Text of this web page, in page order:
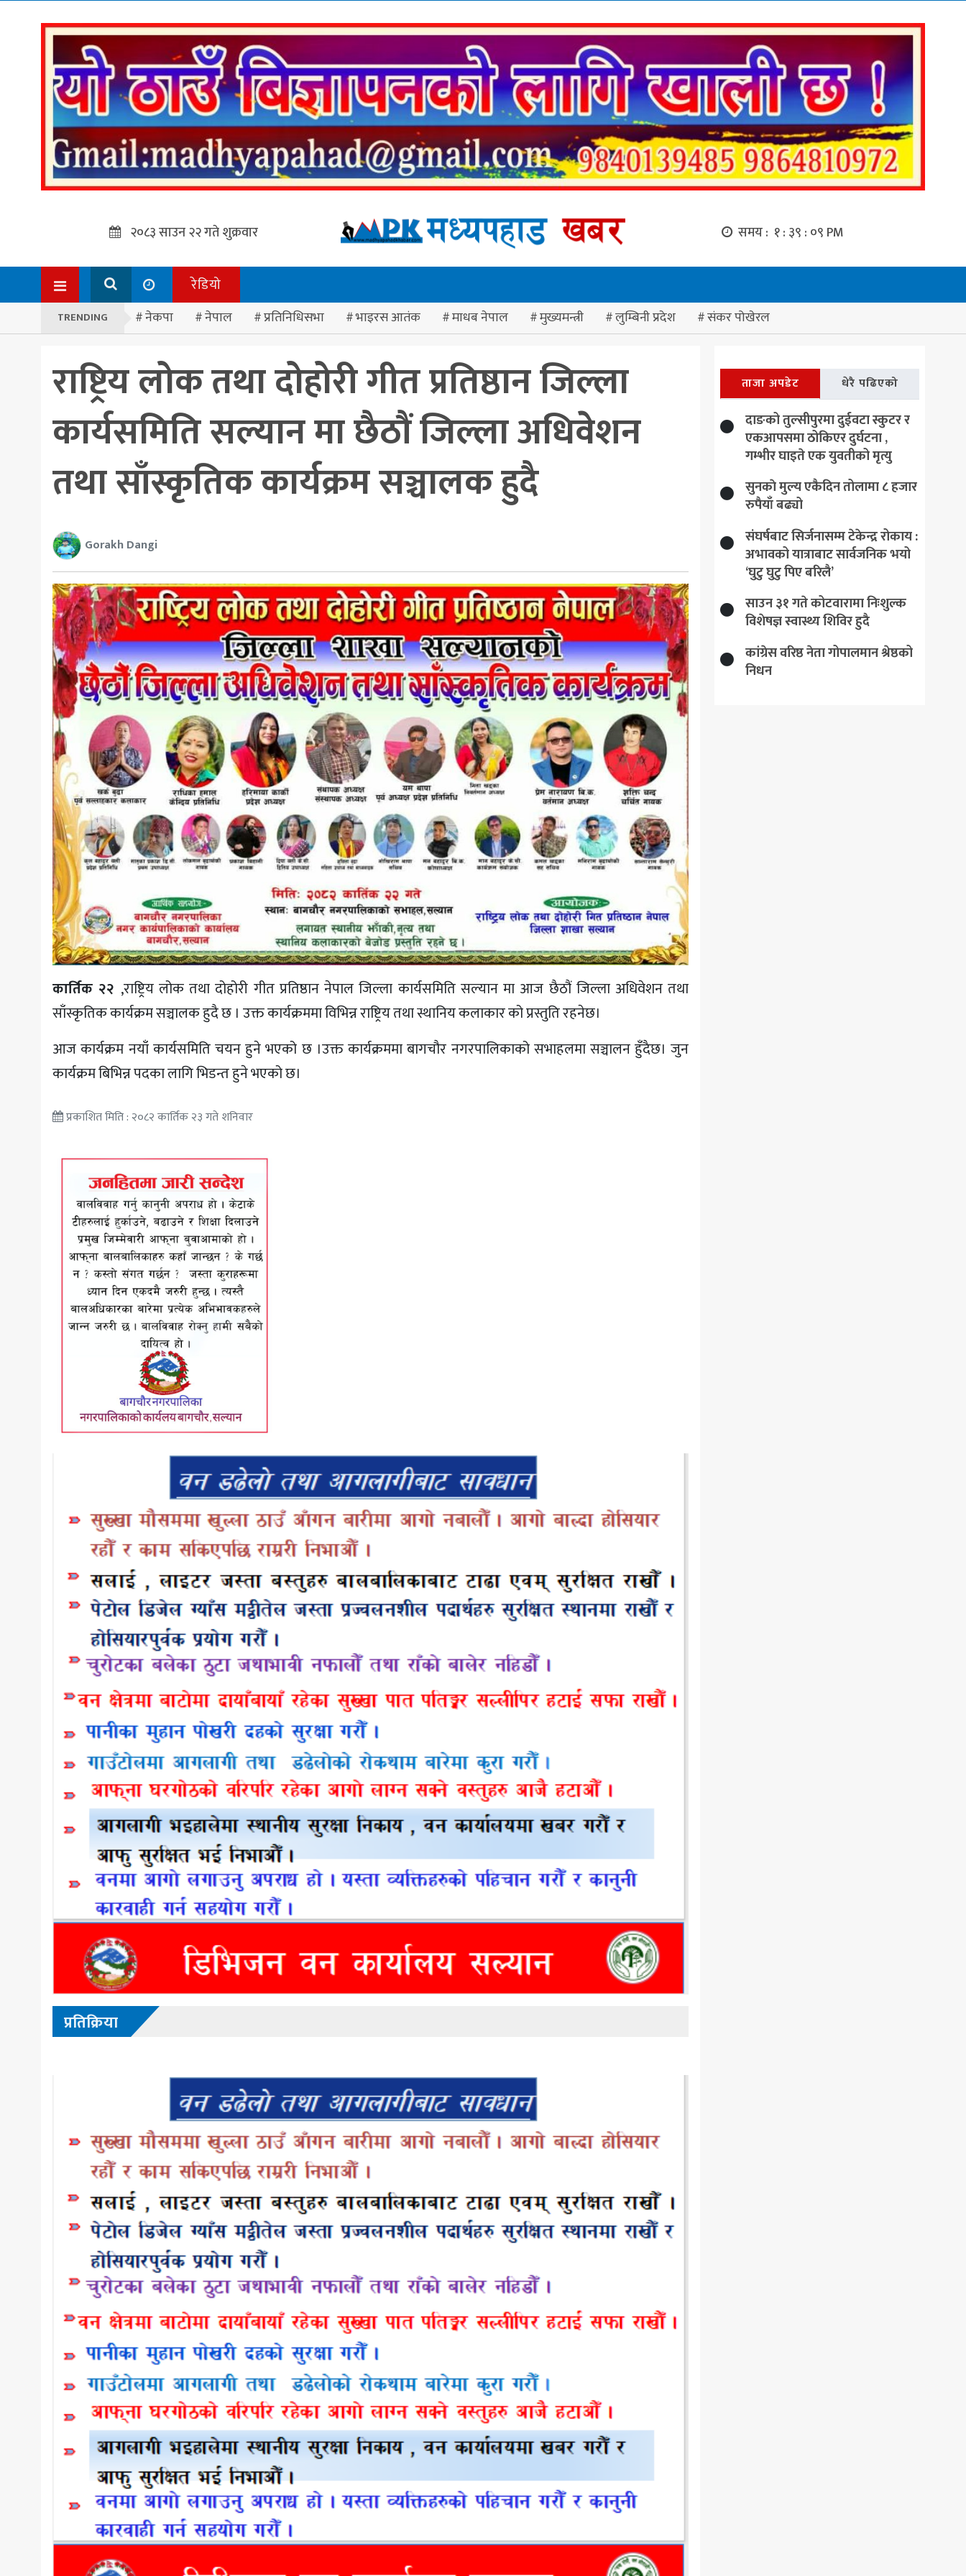
२०८३ साउन २२ गते शुक्रवार समय : १ : ३९ : १० PM
रेडियो
TRENDING नेकपा नेपाल प्रतिनिधिसभा भाइरस आतंक माधब नेपाल मुख्यमन्त्री लुम्बिनी प्रदेश संकर पोखेरल
राष्ट्रिय लोक तथा दोहोरी गीत प्रतिष्ठान जिल्ला
कार्यसमिति सल्यान मा छैठौं जिल्ला अधिवेशन
तथा साँस्कृतिक कार्यक्रम सञ्चालक हुदै
Gorakh Dangi
कार्तिक २२ ,राष्ट्रिय लोक तथा दोहोरी गीत प्रतिष्ठान नेपाल जिल्ला कार्यसमिति सल्यान मा आज छैठौं जिल्ला अधिवेशन तथा
साँस्कृतिक कार्यक्रम सञ्चालक हुदै छ । उक्त कार्यक्रममा विभिन्न राष्ट्रिय तथा स्थानिय कलाकार को प्रस्तुति रहनेछ।
आज कार्यक्रम नयाँ कार्यसमिति चयन हुने भएको छ ।उक्त कार्यक्रममा बागचौर नगरपालिकाको सभाहलमा सञ्चालन हुँदैछ। जुन
कार्यक्रम बिभिन्न पदका लागि भिडन्त हुने भएको छ।
प्रकाशित मिति : २०८२ कार्तिक २३ गते शनिवार
प्रतिक्रिया
ताजा अपडेट धेरै पढिएको
दाङको तुल्सीपुरमा दुईवटा स्कुटर र
एकआपसमा ठोकिएर दुर्घटना ,
गम्भीर घाइते एक युवतीको मृत्यु
सुनकाे मुल्य एकैदिन तोलामा ८ हजार
रुपैयाँ बढ्यो
संघर्षबाट सिर्जनासम्म टेकेन्द्र रोकाय :
अभावको यात्राबाट सार्वजनिक भयो
‘घुटु घुटु पिए बरिलै’
साउन ३१ गते कोटवारामा निःशुल्क
विशेषज्ञ स्वास्थ्य शिविर हुदै
कांग्रेस वरिष्ठ नेता गोपालमान श्रेष्ठको
निधन